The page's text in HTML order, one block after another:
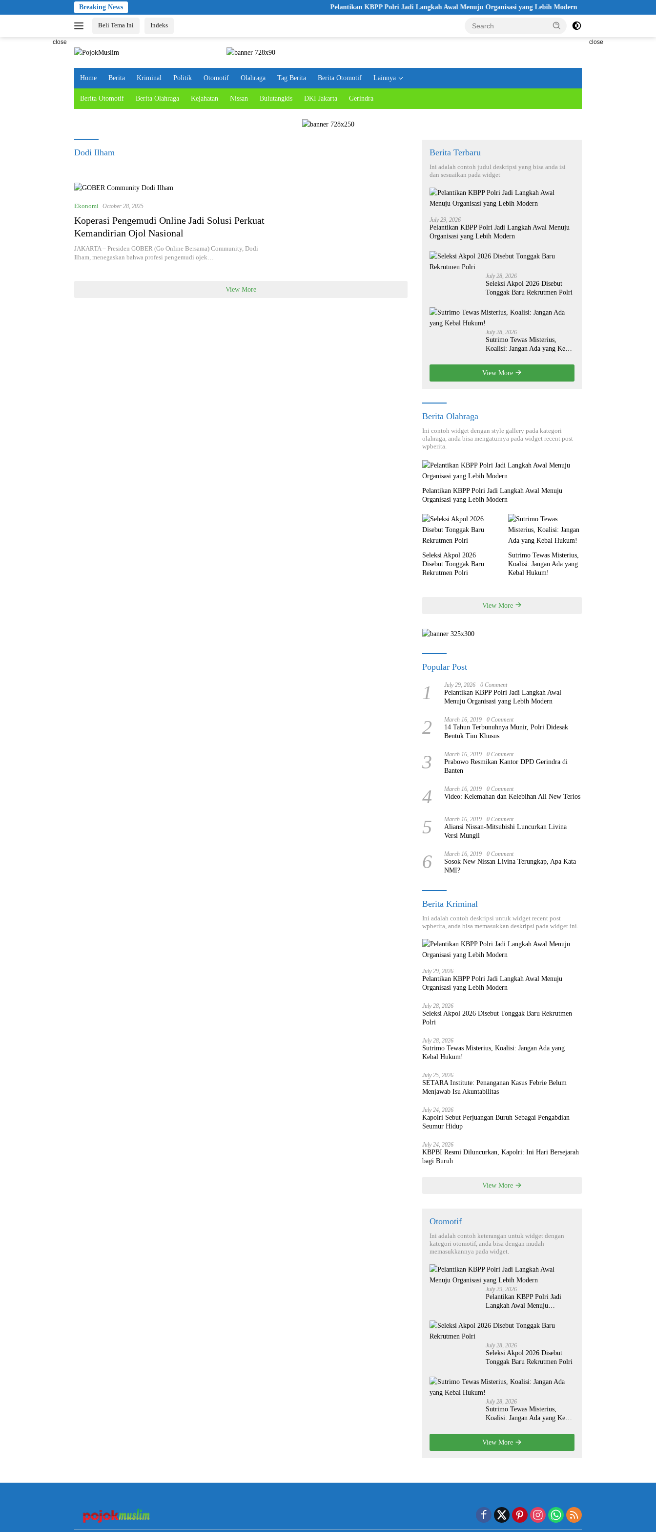
to
Breaking News Pelantikan KBPP Polri Jadi Langkah Awal Menuju Organisasi yang Lebih Modern
Beli Tema Ini Indeks
close close
Home Berita Kriminal Politik Otomotif Olahraga Tag Berita Berita Otomotif Lainnya
Berita Otomotif Berita Olahraga Kejahatan Nissan Bulutangkis DKI Jakarta Gerindra
Dodi Ilham
Ekonomi October 28, 2025
Koperasi Pengemudi Online Jadi Solusi Perkuat
Kemandirian Ojol Nasional
JAKARTA – Presiden GOBER (Go Online Bersama) Community, Dodi
Ilham, menegaskan bahwa profesi pengemudi ojek…
View More
Berita Terbaru
Ini adalah contoh judul deskripsi yang bisa anda isi
dan sesuaikan pada widget
July 29, 2026
Pelantikan KBPP Polri Jadi Langkah Awal Menuju
Organisasi yang Lebih Modern
July 28, 2026
Seleksi Akpol 2026 Disebut
Tonggak Baru Rekrutmen Polri
July 28, 2026
Sutrimo Tewas Misterius,
Koalisi: Jangan Ada yang Kebal
View More
Berita Olahraga
Ini contoh widget dengan style gallery pada kategori
olahraga, anda bisa mengaturnya pada widget recent post
wpberita.
Pelantikan KBPP Polri Jadi Langkah Awal Menuju
Organisasi yang Lebih Modern
Seleksi Akpol 2026
Disebut Tonggak Baru
Rekrutmen Polri
Sutrimo Tewas Misterius,
Koalisi: Jangan Ada yang
Kebal Hukum!
View More
Popular Post
1 July 29, 2026 0 Comment
Pelantikan KBPP Polri Jadi Langkah Awal
Menuju Organisasi yang Lebih Modern
2 March 16, 2019 0 Comment
14 Tahun Terbunuhnya Munir, Polri Didesak
Bentuk Tim Khusus
3 March 16, 2019 0 Comment
Prabowo Resmikan Kantor DPD Gerindra di
Banten
4 March 16, 2019 0 Comment
Video: Kelemahan dan Kelebihan All New Terios
5 March 16, 2019 0 Comment
Aliansi Nissan-Mitsubishi Luncurkan Livina
Versi Mungil
6 March 16, 2019 0 Comment
Sosok New Nissan Livina Terungkap, Apa Kata
NMI?
Berita Kriminal
Ini adalah contoh deskripsi untuk widget recent post
wpberita, anda bisa memasukkan deskripsi pada widget ini.
July 29, 2026
Pelantikan KBPP Polri Jadi Langkah Awal Menuju
Organisasi yang Lebih Modern
July 28, 2026
Seleksi Akpol 2026 Disebut Tonggak Baru Rekrutmen
Polri
July 28, 2026
Sutrimo Tewas Misterius, Koalisi: Jangan Ada yang
Kebal Hukum!
July 25, 2026
SETARA Institute: Penanganan Kasus Febrie Belum
Menjawab Isu Akuntabilitas
July 24, 2026
Kapolri Sebut Perjuangan Buruh Sebagai Pengabdian
Seumur Hidup
July 24, 2026
KBPBI Resmi Diluncurkan, Kapolri: Ini Hari Bersejarah
bagi Buruh
View More
Otomotif
Ini adalah contoh keterangan untuk widget dengan
kategori otomotif, anda bisa dengan mudah
memasukkannya pada widget.
July 29, 2026
Pelantikan KBPP Polri Jadi
Langkah Awal Menuju
July 28, 2026
Seleksi Akpol 2026 Disebut
Tonggak Baru Rekrutmen Polri
July 28, 2026
Sutrimo Tewas Misterius,
Koalisi: Jangan Ada yang Kebal
View More